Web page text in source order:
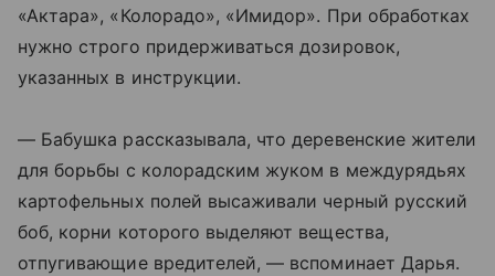
«Актара», «Колорадо», «Имидор». При обработках
нужно строго придерживаться дозировок,
указанных в инструкции.
— Бабушка рассказывала, что деревенские жители
для борьбы с колорадским жуком в междурядьях
картофельных полей высаживали черный русский
боб, корни которого выделяют вещества,
отпугивающие вредителей, — вспоминает Дарья.